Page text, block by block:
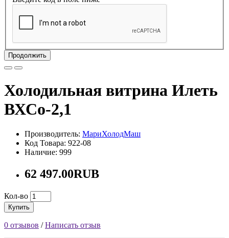
Продолжить
Холодильная витрина Илеть
ВХСо-2,1
Производитель: МариХолодМаш
Код Товара: 922-08
Наличие: 999
62 497.00RUB
Кол-во
Купить
0 отзывов /Написать отзыв